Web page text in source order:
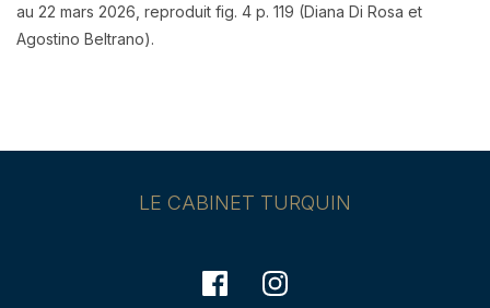
au 22 mars 2026, reproduit fig. 4 p. 119 (Diana Di Rosa et
Agostino Beltrano).
LE CABINET TURQUIN